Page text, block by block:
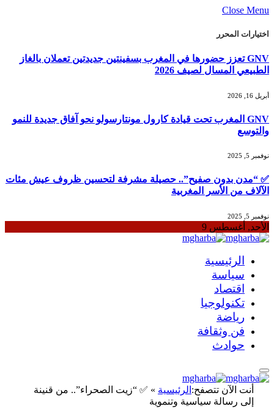
Close Menu
اختيارات المحرر
GNV تعزز حضورها في المغرب بسفينتين جديدتين تعملان بالغاز
الطبيعي المسال لصيف 2026
أبريل 16, 2026
GNV المغرب تحت قيادة كارول مونتارسولو نحو آفاق جديدة للنمو
والتوسع
نوفمبر 5, 2025
✅ “مدن بدون صفيح”.. حصيلة مشرفة لتحسين ظروف عيش مئات
الآلاف من الأسر المغربية
نوفمبر 5, 2025
الأحد, أغسطس 9
الرئيسية
سياسة
اقتصاد
تكنولوجيا
رياضة
فن وثقافة
حوادث
أنت الآن تتصفح: الرئيسية » ✅ “زيت الصحراء”.. من قنينة
إلى رسالة سياسية وتنموية